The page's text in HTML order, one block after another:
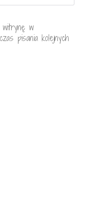
witrynę w
pisania kolejnych